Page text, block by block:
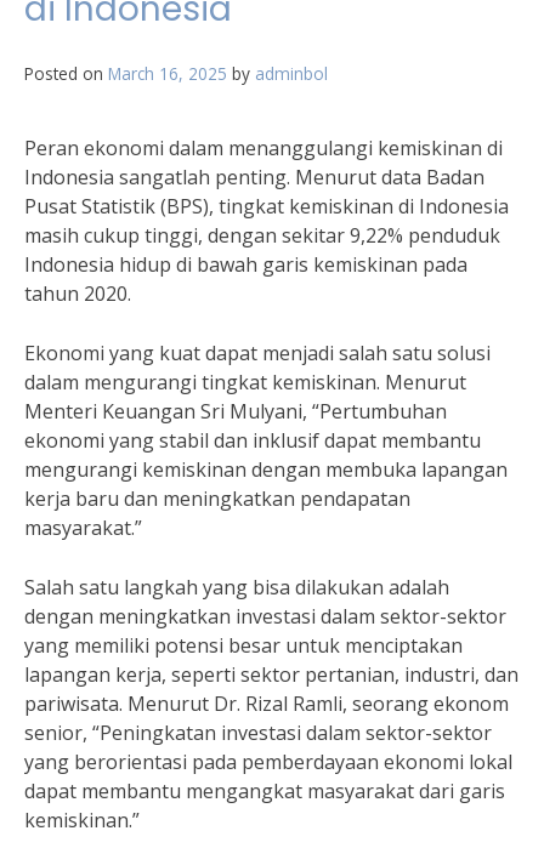
Posted on March 16, 2025 by adminbol
Peran ekonomi dalam menanggulangi kemiskinan di
Indonesia sangatlah penting. Menurut data Badan
Pusat Statistik (BPS), tingkat kemiskinan di Indonesia
masih cukup tinggi, dengan sekitar 9,22% penduduk
Indonesia hidup di bawah garis kemiskinan pada
tahun 2020.
Ekonomi yang kuat dapat menjadi salah satu solusi
dalam mengurangi tingkat kemiskinan. Menurut
Menteri Keuangan Sri Mulyani, “Pertumbuhan
ekonomi yang stabil dan inklusif dapat membantu
mengurangi kemiskinan dengan membuka lapangan
kerja baru dan meningkatkan pendapatan
masyarakat.”
Salah satu langkah yang bisa dilakukan adalah
dengan meningkatkan investasi dalam sektor-sektor
yang memiliki potensi besar untuk menciptakan
lapangan kerja, seperti sektor pertanian, industri, dan
pariwisata. Menurut Dr. Rizal Ramli, seorang ekonom
senior, “Peningkatan investasi dalam sektor-sektor
yang berorientasi pada pemberdayaan ekonomi lokal
dapat membantu mengangkat masyarakat dari garis
kemiskinan.”